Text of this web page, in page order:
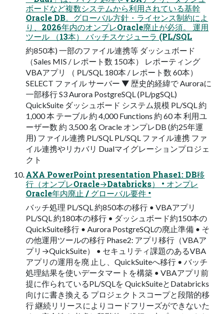
ボードなど複数システムから利用されている基幹
Oracle DB。グローバル方針・ライセンス制約によ
り、2026年内のオンプレOracle廃止が必須。 運用
ツール （13本） バッチスケジューラ (PL/SQL
約850本) 一部のファイル連携等 ダッシュボード
（Sales MIS / レポート数 150本） レポーティング
VBAアプリ （ PL/SQL 180本 / レポート数 60本）
SELECT ファイル サーバー ▼ 歴史的経緯で Auroraに
一部移行 S3 Aurora PostgreSQL (PL/pgSQL)
QuickSuite ダッシュボード システム規模 PL/SQL 約
1,000 本 テーブル 約 4,000 Functions 約 60 本 利用ユ
ーザー数 約 3,500 名 Oracle オンプレDB (約25年運
用) ファイル連携 PL/SQL PL/SQL ファイル連携 ファ
イル連携やリカバリ Dualマイグレーションプロジェ
クト
AXA PowerPoint presentation Phase1: DB移
行（オンプレOracle→Databricks） • オンプレ
Oracle年内廃止 / グローバル要件 •
バッチ処理 PL/SQL 約850本の移行 • VBAアプリ
PL/SQL 約180本の移行 • ダッシュボード約150本の
QuickSuite移行 • Aurora PostgreSQLの廃止準備 • そ
の他運用ツールの移行 Phase2: アプリ移行（VBAア
プリ→QuickSuite） • セキュリティ課題のあるVBA
アプリの運用を廃 止し、QuickSuiteへ移行 • バッチ
処理結果を使いデータマートを構築 • VBAアプリ前
提に作られているPL/SQLを QuickSuiteとDatabricks
向けに書き換える プロジェクトスコープと段階的移
行 継続リリースによりコードフリーズができないた